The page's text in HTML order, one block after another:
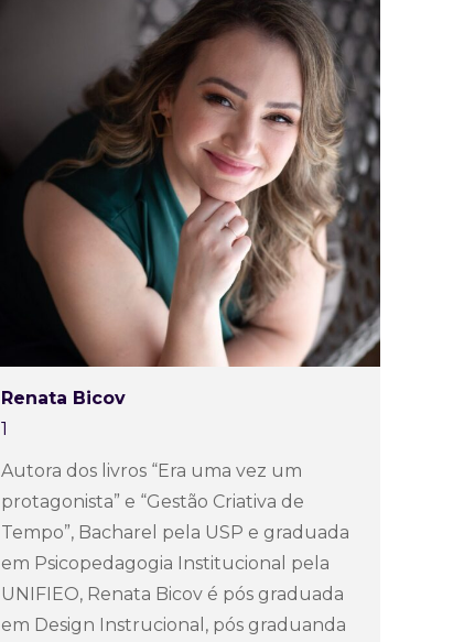
Renata Bicov
1
Autora dos livros “Era uma vez um
protagonista” e “Gestão Criativa de
Tempo”, Bacharel pela USP e graduada
em Psicopedagogia Institucional pela
UNIFIEO, Renata Bicov é pós graduada
em Design Instrucional, pós graduanda